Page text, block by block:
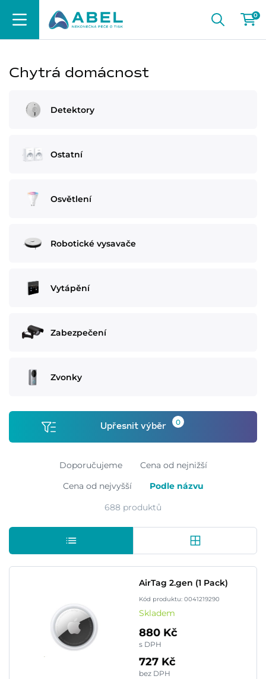
0
Chytrá domácnost
Detektory
Ostatní
Osvětlení
Robotické vysavače
Vytápění
Zabezpečení
Zvonky
Upřesnit výběr 0
Doporučujeme
Cena od nejnižší
Cena od nejvyšší
Podle názvu
688 produktů
AirTag 2.gen (1 Pack)
Kód produktu: 0041219290
Skladem
880 Kč
s DPH
727 Kč
bez DPH